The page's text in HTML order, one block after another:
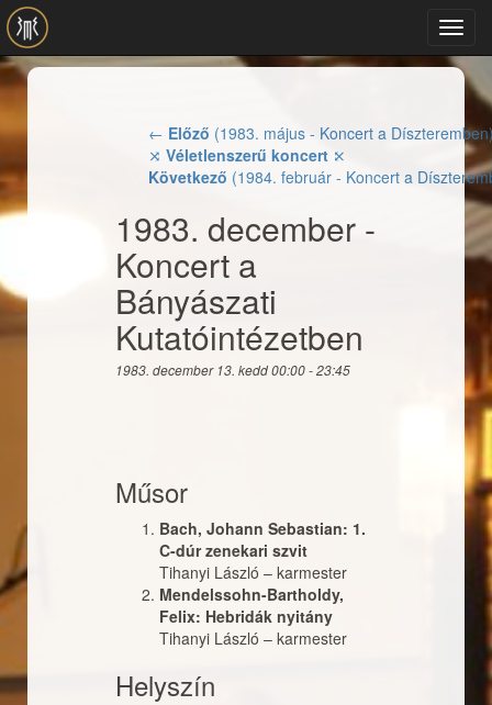
Ugrás a tartalomra
← Előző (1983. május - Koncert a
⤨ Véletlenszerű koncert ⤪
Következő (1984. február - Koncert a
1983. december -
Koncert a
Bányászati
Kutatóintézetben
1983. december 13. kedd00:00-23:45
Műsor
Bach, Johann Sebastian: 1.
C-dúr zenekari szvit
Tihanyi László – karmester
Mendelssohn-Bartholdy,
Felix: Hebridák nyitány
Tihanyi László – karmester
Helyszín